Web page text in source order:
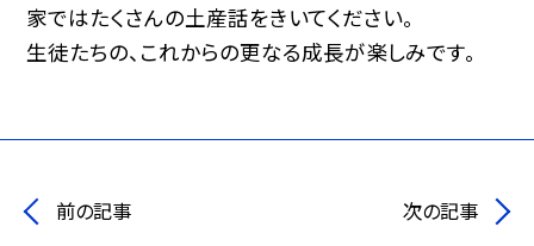
家ではたくさんの土産話をきいてください。
生徒たちの、これからの更なる成長が楽しみです。
前の記事 次の記事